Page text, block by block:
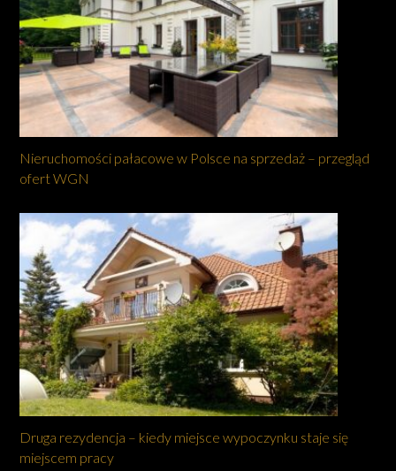
Nieruchomości pałacowe w Polsce na sprzedaż – przegląd
ofert WGN
Druga rezydencja – kiedy miejsce wypoczynku staje się
miejscem pracy